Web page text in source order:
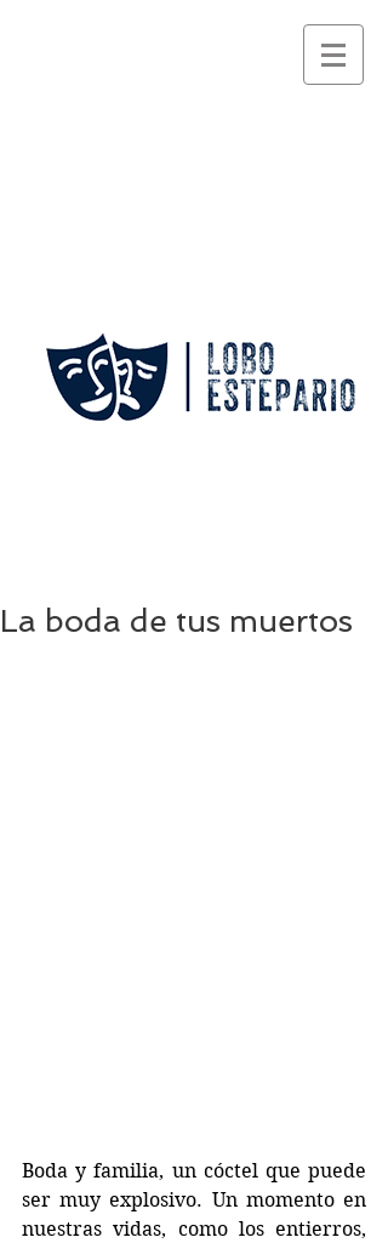
La boda de tus muertos
Boda y familia, un cóctel que puede
ser muy explosivo. Un momento en
nuestras vidas, como los entierros,